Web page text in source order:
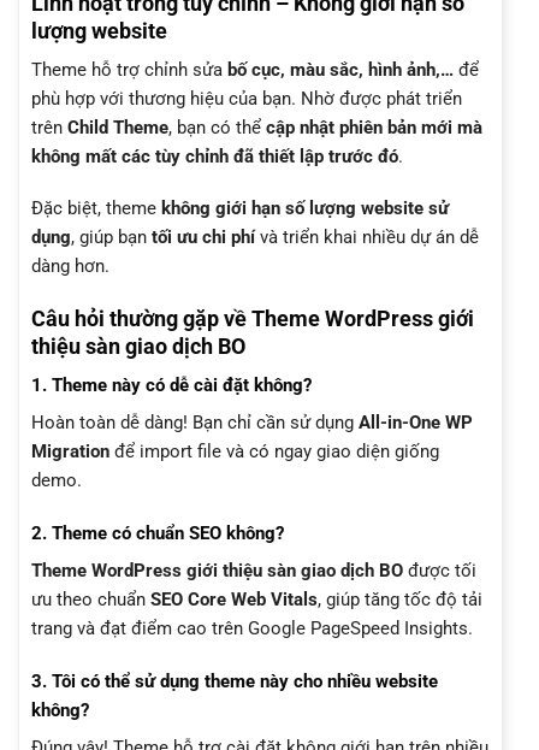
lượng website
Theme hỗ trợ chỉnh sửa bố cục, màu sắc, hình ảnh,… để
phù hợp với thương hiệu của bạn. Nhờ được phát triển
trên Child Theme, bạn có thể cập nhật phiên bản mới mà
không mất các tùy chỉnh đã thiết lập trước đó.
Đặc biệt, theme không giới hạn số lượng website sử
dụng, giúp bạn tối ưu chi phívà triển khai nhiều dự án dễ
dàng hơn.
Câu hỏi thường gặp về Theme WordPress giới
thiệu sàn giao dịch BO
1. Theme này có dễ cài đặt không?
Hoàn toàn dễ dàng! Bạn chỉ cần sử dụng All-in-One WP
Migration để import file và có ngay giao diện giống
demo.
2. Theme có chuẩn SEO không?
Theme WordPress giới thiệu sàn giao dịch BO được tối
ưu theo chuẩn SEO Core Web Vitals, giúp tăng tốc độ tải
trang và đạt điểm cao trên Google PageSpeed Insights.
3. Tôi có thể sử dụng theme này cho nhiều website
không?